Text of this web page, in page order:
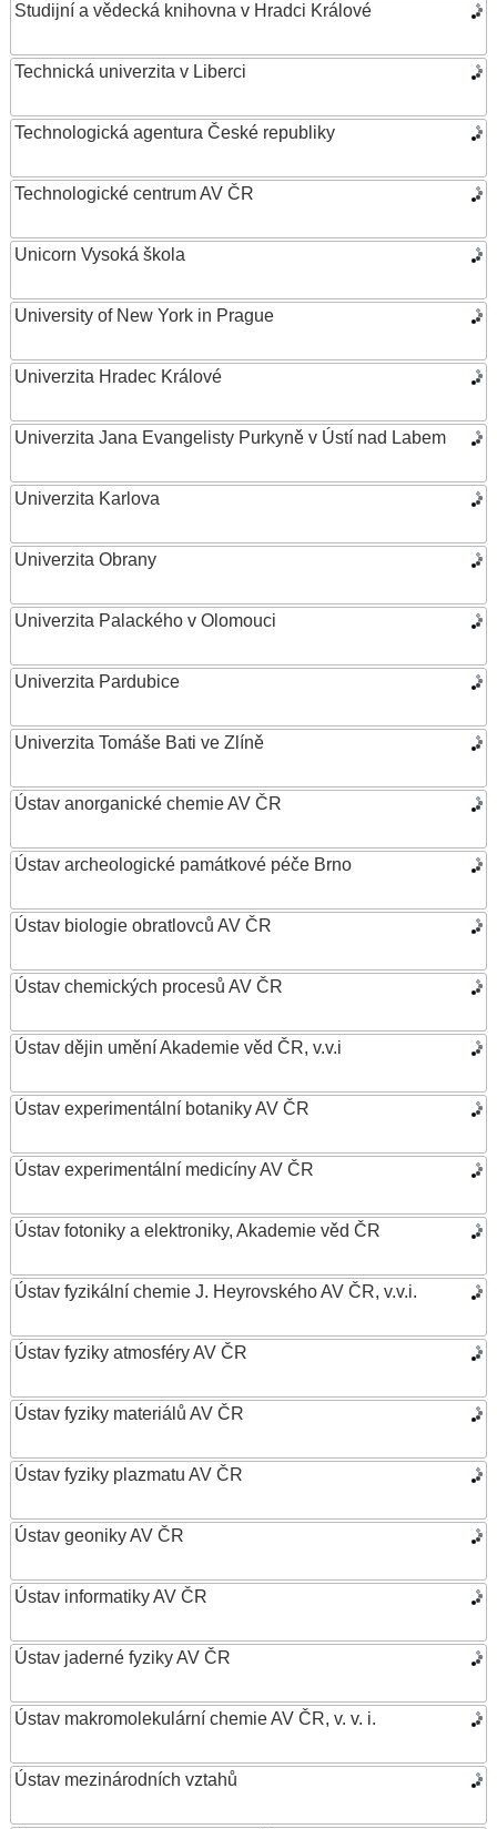
Studijní a vědecká knihovna v Hradci Králové
Technická univerzita v Liberci
Technologická agentura České republiky
Technologické centrum AV ČR
Unicorn Vysoká škola
University of New York in Prague
Univerzita Hradec Králové
Univerzita Jana Evangelisty Purkyně v Ústí nad Labem
Univerzita Karlova
Univerzita Obrany
Univerzita Palackého v Olomouci
Univerzita Pardubice
Univerzita Tomáše Bati ve Zlíně
Ústav anorganické chemie AV ČR
Ústav archeologické památkové péče Brno
Ústav biologie obratlovců AV ČR
Ústav chemických procesů AV ČR
Ústav dějin umění Akademie věd ČR, v.v.i
Ústav experimentální botaniky AV ČR
Ústav experimentální medicíny AV ČR
Ústav fotoniky a elektroniky, Akademie věd ČR
Ústav fyzikální chemie J. Heyrovského AV ČR, v.v.i.
Ústav fyziky atmosféry AV ČR
Ústav fyziky materiálů AV ČR
Ústav fyziky plazmatu AV ČR
Ústav geoniky AV ČR
Ústav informatiky AV ČR
Ústav jaderné fyziky AV ČR
Ústav makromolekulární chemie AV ČR, v. v. i.
Ústav mezinárodních vztahů